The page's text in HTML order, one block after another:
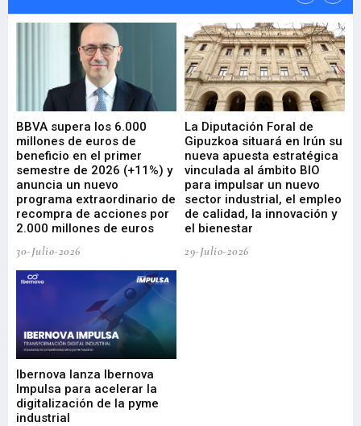
BBVA supera los 6.000
millones de euros de
beneficio en el primer
semestre de 2026 (+11%) y
anuncia un nuevo
programa extraordinario de
recompra de acciones por
2.000 millones de euros
30-Julio-2026
La Diputación Foral de
Gipuzkoa situará en Irún su
nueva apuesta estratégica
vinculada al ámbito BIO
para impulsar un nuevo
sector industrial, el empleo
de calidad, la innovación y
el bienestar
29-Julio-2026
Ibernova lanza Ibernova
Impulsa para acelerar la
digitalización de la pyme
industrial